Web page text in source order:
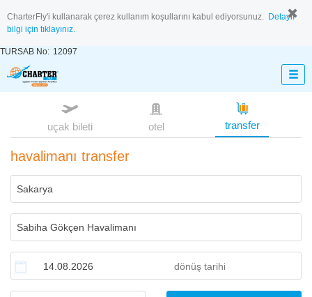
CharterFly'i kullanarak çerez kullanım koşullarını kabul ediyorsunuz. Detaylı
bilgi için tıklayınız.
TURSAB No: 12097
uçak bileti otel transfer
havalimanı transfer